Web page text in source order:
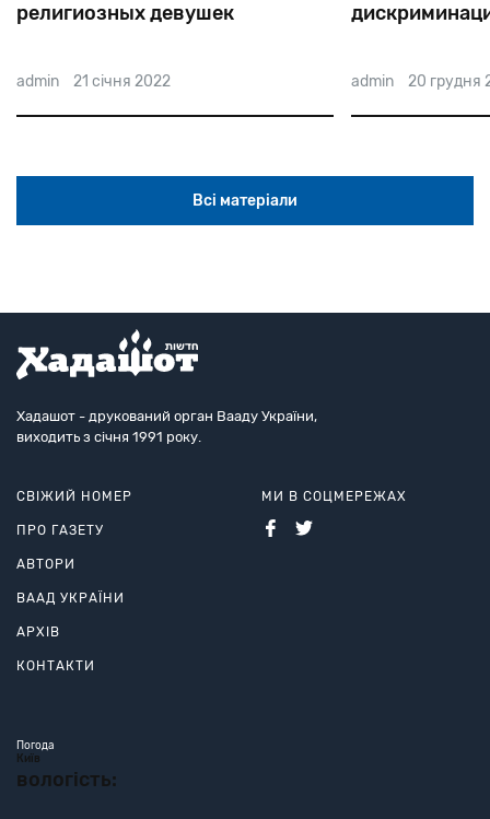
дискриминации
admin 20 грудня 2021 admin 20
Всі матеріали
Хадашот - друкований орган Вааду України,
виходить з січня 1991 року.
СВІЖИЙ НОМЕР
ПРО ГАЗЕТУ
АВТОРИ
ВААД УКРАЇНИ
АРХІВ
КОНТАКТИ
МИ В СОЦМЕРЕЖАХ
Погода
Київ
вологість: